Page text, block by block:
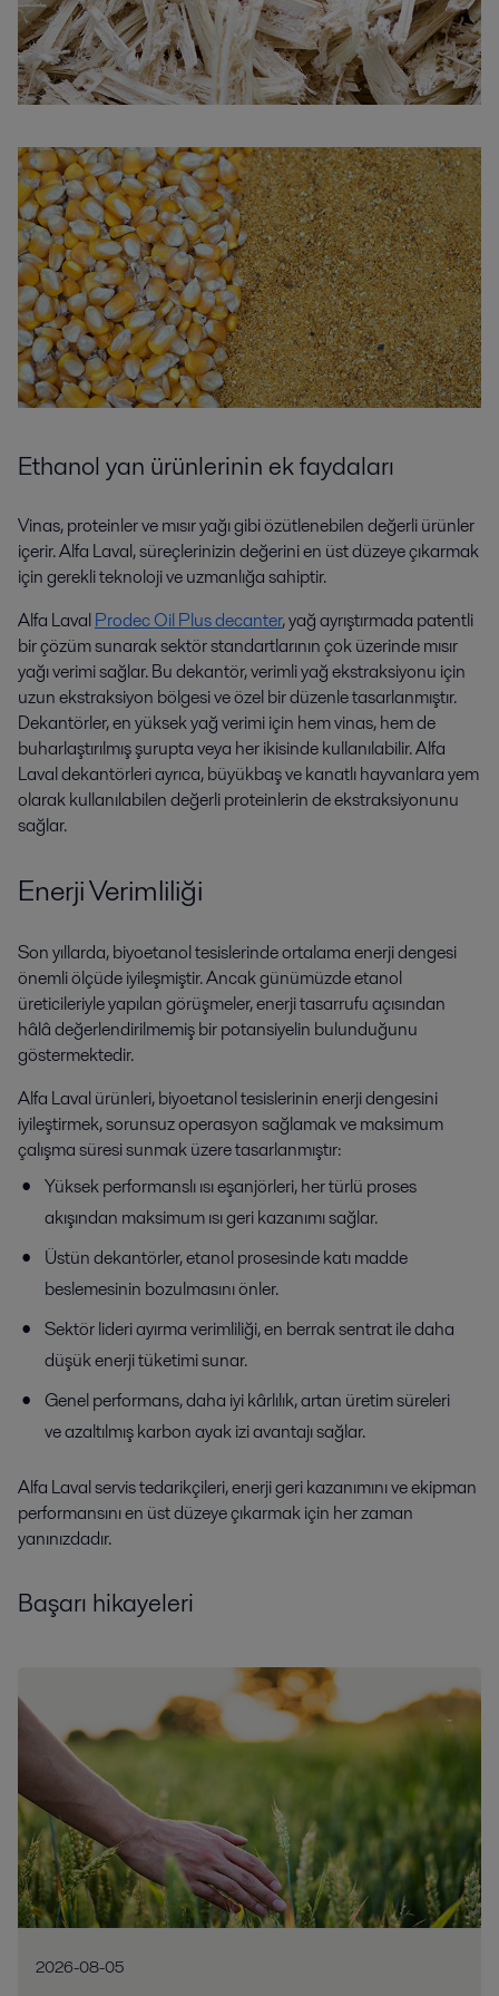
Ethanol yan ürünlerinin ek faydaları
Vinas, proteinler ve mısır yağı gibi özütlenebilen değerli ürünler
içerir. Alfa Laval, süreçlerinizin değerini en üst düzeye çıkarmak
için gerekli teknoloji ve uzmanlığa sahiptir.
Alfa LavalProdecOil Plus decanter, yağ ayrıştırmada patentli
bir çözüm sunarak sektör standartlarının çok üzerinde mısır
yağı verimi sağlar. Bu dekantör, verimli yağ ekstraksiyonu için
uzun ekstraksiyon bölgesi ve özel bir düzenle tasarlanmıştır.
Dekantörler, en yüksek yağ verimi için hem vinas, hem de
buharlaştırılmış şurupta veya her ikisinde kullanılabilir. Alfa
Laval dekantörleri ayrıca, büyükbaş ve kanatlı hayvanlara yem
olarak kullanılabilen değerli proteinlerin de ekstraksiyonunu
sağlar.
Enerji Verimliliği
Son yıllarda, biyoetanol tesislerinde ortalama enerji dengesi
önemli ölçüde iyileşmiştir. Ancak günümüzde etanol
üreticileriyle yapılan görüşmeler, enerji tasarrufu açısından
hâlâ değerlendirilmemiş bir potansiyelin bulunduğunu
göstermektedir.
Alfa Laval ürünleri, biyoetanol tesislerinin enerji dengesini
iyileştirmek, sorunsuz operasyon sağlamak ve maksimum
çalışma süresi sunmak üzere tasarlanmıştır:
Yüksek performanslı ısı eşanjörleri, her türlü proses
akışından maksimum ısı geri kazanımı sağlar.
Üstün dekantörler, etanol prosesinde katı madde
beslemesinin bozulmasını önler.
Sektör lideri ayırma verimliliği, en berrak sentrat ile daha
düşük enerji tüketimi sunar.
Genel performans, daha iyi kârlılık, artan üretim süreleri
ve azaltılmış karbon ayak izi avantajı sağlar.
Alfa Laval servis tedarikçileri, enerji geri kazanımını ve ekipman
performansını en üst düzeye çıkarmak için her zaman
yanınızdadır.
Başarı hikayeleri
2026-08-05